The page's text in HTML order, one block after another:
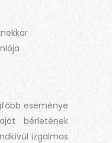
eseménye
bérletének
izgalmas